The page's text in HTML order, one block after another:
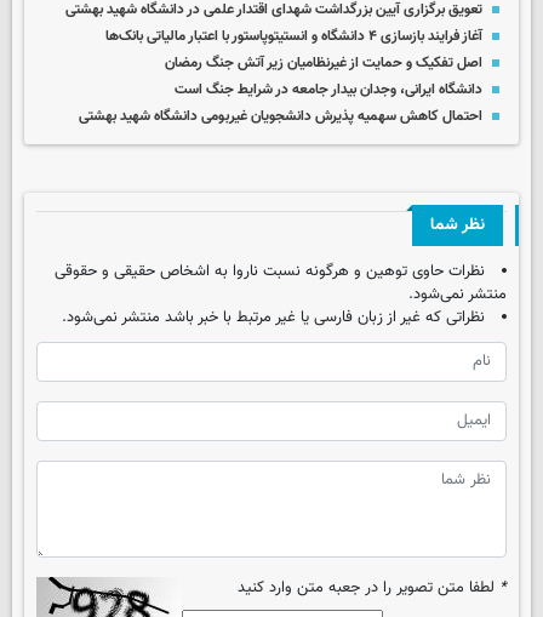
تعویق برگزاری آیین بزرگداشت شهدای اقتدار علمی در دانشگاه شهید بهشتی
آغاز فرایند بازسازی ۴ دانشگاه و انستیتوپاستور با اعتبار مالیاتی بانک‌ها
اصل تفکیک و حمایت از غیرنظامیان زیر آتش جنگ رمضان
دانشگاه ایرانی، وجدان بیدار جامعه در شرایط جنگ است
احتمال کاهش سهمیه پذیرش دانشجویان غیربومی دانشگاه شهید بهشتی
نظر شما
نظرات حاوی توهین و هرگونه نسبت ناروا به اشخاص حقیقی و حقوقی
منتشر نمی‌شود.
نظراتی که غیر از زبان فارسی یا غیر مرتبط با خبر باشد منتشر نمی‌شود.
* لطفا متن تصویر را در جعبه متن وارد کنید